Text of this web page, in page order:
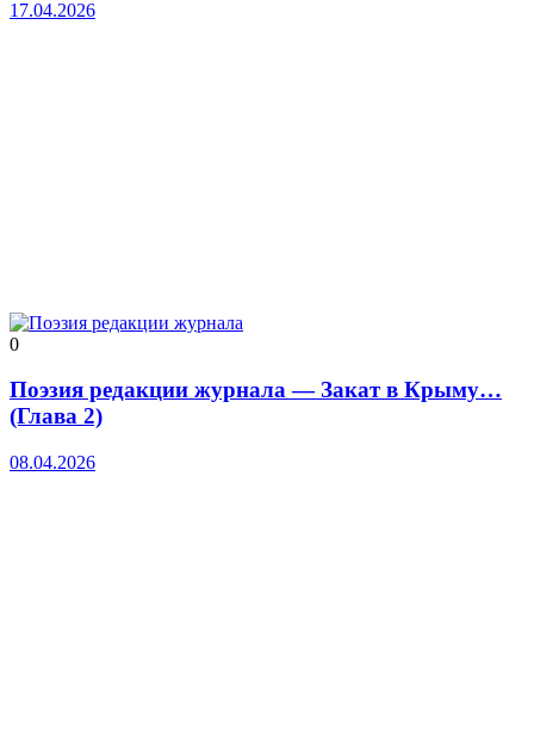
17.04.2026
0
Поэзия редакции журнала — Закат в Крыму…
(Глава 2)
08.04.2026